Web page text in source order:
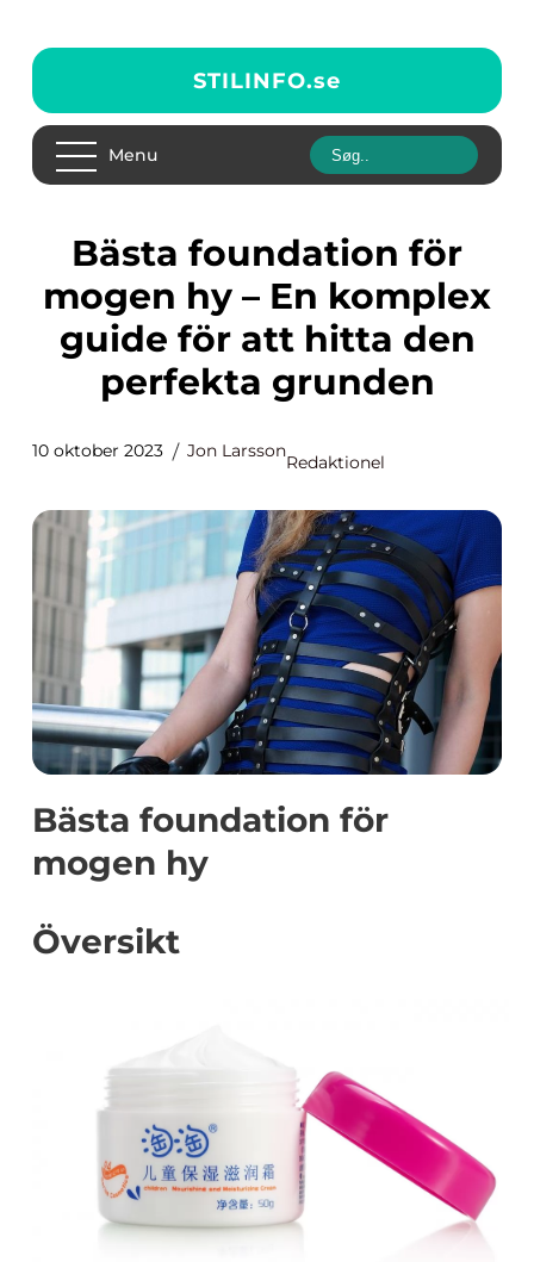
STILINFO.se
Menu
Bästa foundation för
mogen hy – En komplex
guide för att hitta den
perfekta grunden
10 oktober 2023 Jon Larsson
Redaktionel
Bästa foundation för
mogen hy
Översikt